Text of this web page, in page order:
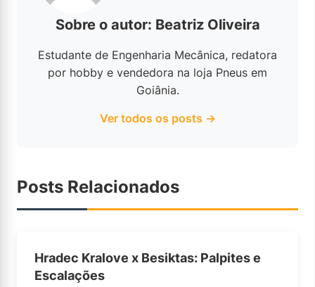
Sobre o autor: Beatriz Oliveira
Estudante de Engenharia Mecânica, redatora
por hobby e vendedora na loja Pneus em
Goiânia.
Ver todos os posts →
Posts Relacionados
Hradec Kralove x Besiktas: Palpites e
Escalações